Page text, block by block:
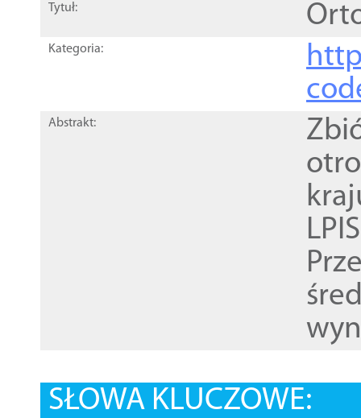
Tytuł:
Kategoria:
Abstrakt:
SŁOWA KLUCZOWE: